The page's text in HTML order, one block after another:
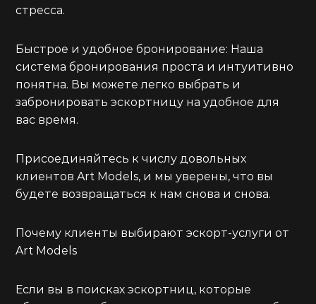
стресса.
Быстрое и удобное бронирование: Наша
система бронирования проста и интуитивно
понятна. Вы можете легко выбрать и
забронировать эскортницу на удобное для
вас время.
Присоединяйтесь к числу довольных
клиентов Art Models, и мы уверены, что вы
будете возвращаться к нам снова и снова.
Почему клиенты выбирают эскорт-услуги от
Art Models
Если вы в поисках эскортниц, которые